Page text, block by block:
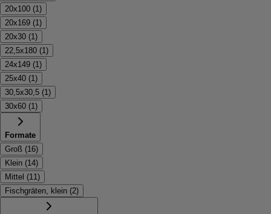
20x100 (1 )
20x169 (1 )
20x30 (1 )
22,5x180 (1 )
24x149 (1 )
25x40 (1 )
30,5x30,5 (1 )
30x60 (1 )
Formate
Groß (16)
Klein (14)
Mittel (11 )
Fischgräten, klein (2)